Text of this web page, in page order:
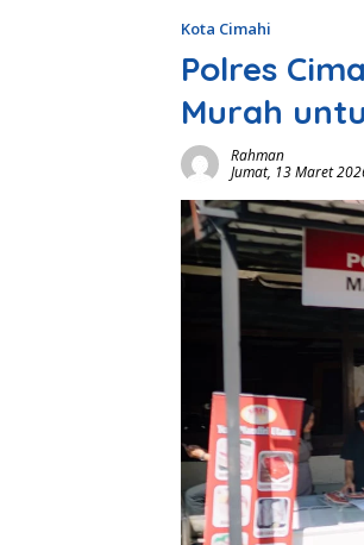
Kota Cimahi
Polres
Murah
Rahman
Jumat, 13 Maret